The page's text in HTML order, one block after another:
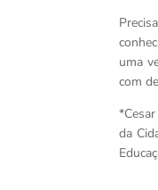
uma
com
da